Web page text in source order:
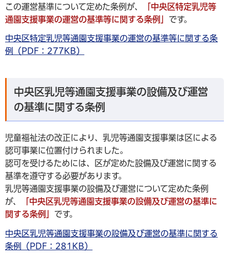
この運営基準について定めた条例が、
「中央区特定乳児等
通園支援事業の運営の基準等に関する条例」 です。
中央区特定乳児等通園支援事業の運営の基準等に関する条
例（PDF：277KB）
中央区乳児等通園支援事業の設備及び運営
の基準に関する条例
児童福祉法の改正により、乳児等通園支援事業は区による
認可事業に位置付けられました。
認可を受けるためには、区が定めた設備及び運営に関する
基準を遵守する必要があります。
乳児等通園支援事業の設備及び運営について定めた条例
が、
「中央区乳児等通園支援事業の設備及び運営の基準に
関する条例」 です。
中央区乳児等通園支援事業の設備及び運営の基準に関する
条例（PDF：281KB）